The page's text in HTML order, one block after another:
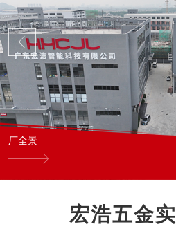
厂全景
宏浩五金